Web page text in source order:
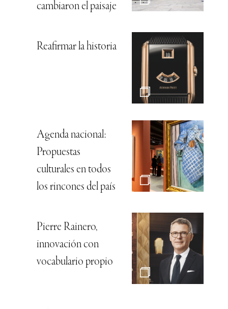
cambiaron el paisaje
Reafirmar la historia
Agenda nacional:
Propuestas
culturales en todos
los rincones del país
Pierre Rainero,
innovación con
vocabulario propio